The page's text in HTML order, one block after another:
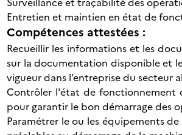
Entretien et maintien en état de
Compétences attestées :
Recueillir les informations et les
sur la documentation disponible et
vigueur dans l’entreprise du secteur
Contrôler l'état de fonctionnement
pour garantir le bon démarrage des
Paramétrer le ou les équipements